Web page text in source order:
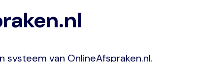
van OnlineAfspraken.nl.